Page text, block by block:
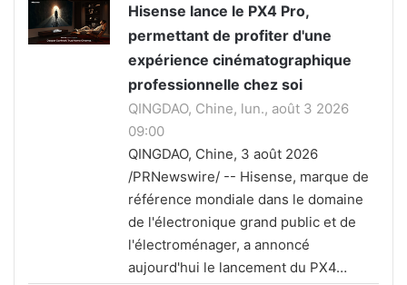
Hisense lance le PX4 Pro,
permettant de profiter d'une
expérience cinématographique
professionnelle chez soi
QINGDAO, Chine, lun., août 3 2026
09:00
QINGDAO, Chine, 3 août 2026
/PRNewswire/ -- Hisense, marque de
référence mondiale dans le domaine
de l'électronique grand public et de
l'électroménager, a annoncé
aujourd'hui le lancement du PX4…